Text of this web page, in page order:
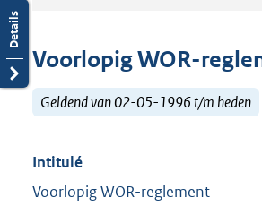
Voorlopig WOR-
Geldend van 02-05-1996 t/m heden
Intitulé
Voorlopig WOR-reglement